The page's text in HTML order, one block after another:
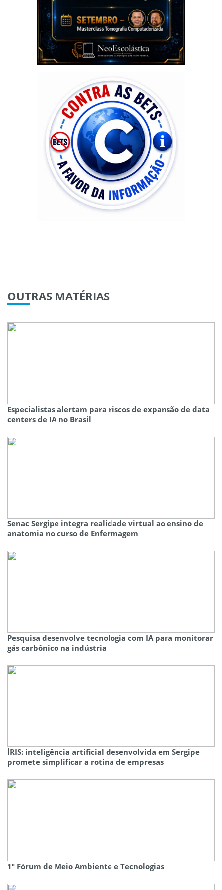
OUTRAS MATÉRIAS
Especialistas alertam para riscos de expansão de data
centers de IA no Brasil
Senac Sergipe integra realidade virtual ao ensino de
anatomia no curso de Enfermagem
Pesquisa desenvolve tecnologia com IA para monitorar
gás carbônico na indústria
ÍRIS: inteligência artificial desenvolvida em Sergipe
promete simplificar a rotina de empresas
1º Fórum de Meio Ambiente e Tecnologias